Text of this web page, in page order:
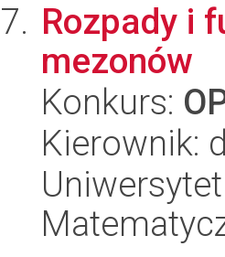
Rozpady i
mezonów
Konkurs:
Kierownik: